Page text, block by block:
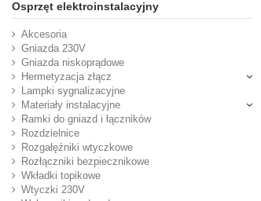
Osprzęt elektroinstalacyjny
Akcesoria
Gniazda 230V
Gniazda niskoprądowe
Hermetyzacja złącz
Lampki sygnalizacyjne
Materiały instalacyjne
Ramki do gniazd i łączników
Rozdzielnice
Rozgałęźniki wtyczkowe
Rozłączniki bezpiecznikowe
Wkładki topikowe
Wtyczki 230V